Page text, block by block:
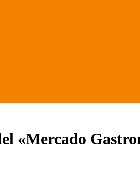
«Mercado